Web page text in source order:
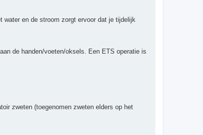
water en de stroom zorgt ervoor dat je tijdelijk
de handen/voeten/oksels. Een ETS operatie is
zweten (toegenomen zweten elders op het